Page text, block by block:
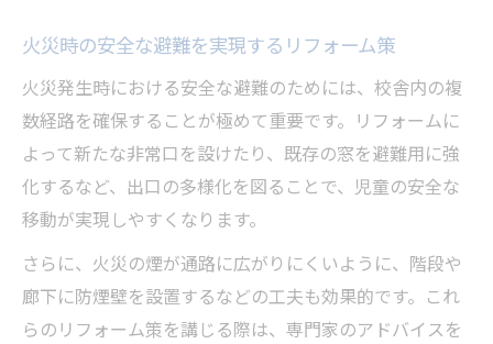
火災時の安全な避難を実現するリフォーム策
火災発生時における安全な避難のためには、校舎内の複
数経路を確保することが極めて重要です。リフォームに
よって新たな非常口を設けたり、既存の窓を避難用に強
化するなど、出口の多様化を図ることで、児童の安全な
移動が実現しやすくなります。
さらに、火災の煙が通路に広がりにくいように、階段や
廊下に防煙壁を設置するなどの工夫も効果的です。これ
らのリフォーム策を講じる際は、専門家のアドバイスを